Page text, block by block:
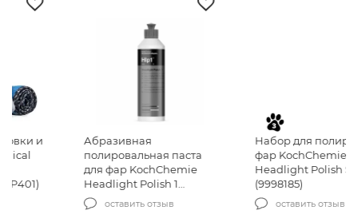
Абразивная
полировальная паста
для фар KochChemie
Headlight Polish 1
оставить отзыв
Набор для полировки
фар KochChemie
Headlight Polish Set
оставить отзыв